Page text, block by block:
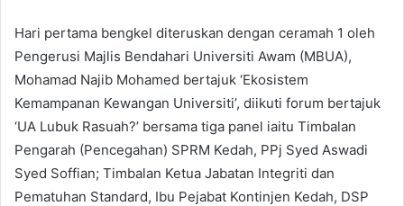
Hari pertama bengkel diteruskan dengan ceramah 1 oleh
Pengerusi Majlis Bendahari Universiti Awam (MBUA),
Mohamad Najib Mohamed bertajuk ‘Ekosistem
Kemampanan Kewangan Universiti’, diikuti forum bertajuk
‘UA Lubuk Rasuah?’ bersama tiga panel iaitu Timbalan
Pengarah (Pencegahan) SPRM Kedah, PPj Syed Aswadi
Syed Soffian; Timbalan Ketua Jabatan Integriti dan
Pematuhan Standard, Ibu Pejabat Kontinjen Kedah, DSP